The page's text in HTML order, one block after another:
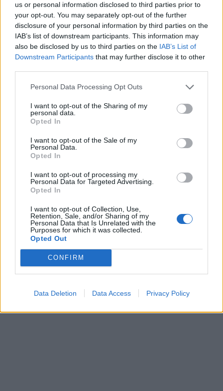
us or personal information disclosed to third parties prior to
your opt-out. You may separately opt-out of the further
disclosure of your personal information by third parties on the
IAB’s list of downstream participants. This information may
also be disclosed by us to third parties on the IAB’s List of
Downstream Participants that may further disclose it to other
Personal Data Processing Opt Outs
I want to opt-out of the Sharing of my
personal data.
Opted In
I want to opt-out of the Sale of my
Personal Data.
Opted In
I want to opt-out of processing my
Personal Data for Targeted Advertising.
Opted In
I want to opt-out of Collection, Use,
Retention, Sale, and/or Sharing of my
Personal Data that Is Unrelated with the
Purposes for which it was collected.
Opted Out
CONFIRM
Data Deletion Data Access Privacy Policy
In evidenza